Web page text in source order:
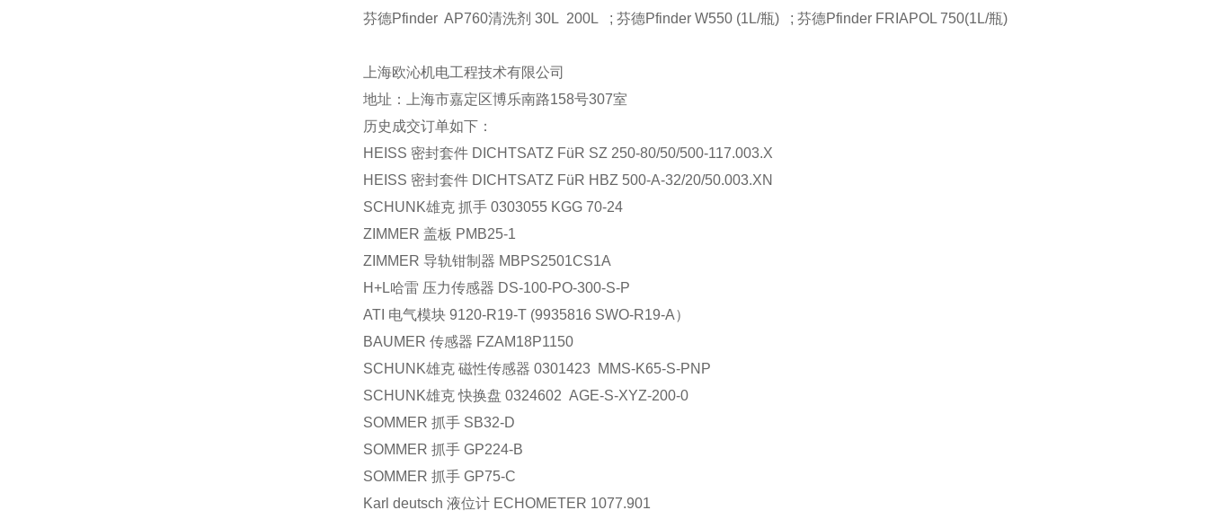
芬德Pfinder AP760清洗剂 30L 200L ; 芬德Pfinder W550 (1L/瓶) ; 芬德Pfinder FRIAPOL 750(1L/瓶)
上海欧沁机电工程技术有限公司
地址：上海市嘉定区博乐南路158号307室
历史成交订单如下：
HEISS 密封套件 DICHTSATZ FüR SZ 250-80/50/500-117.003.X
HEISS 密封套件 DICHTSATZ FüR HBZ 500-A-32/20/50.003.XN
SCHUNK雄克 抓手 0303055 KGG 70-24
ZIMMER 盖板 PMB25-1
ZIMMER 导轨钳制器 MBPS2501CS1A
H+L哈雷 压力传感器 DS-100-PO-300-S-P
ATI 电气模块 9120-R19-T (9935816 SWO-R19-A）
BAUMER 传感器 FZAM18P1150
SCHUNK雄克 磁性传感器 0301423 MMS-K65-S-PNP
SCHUNK雄克 快换盘 0324602 AGE-S-XYZ-200-0
SOMMER 抓手 SB32-D
SOMMER 抓手 GP224-B
SOMMER 抓手 GP75-C
Karl deutsch 液位计 ECHOMETER 1077.901